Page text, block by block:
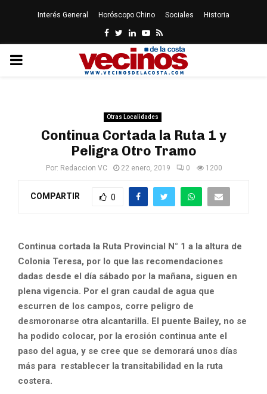
Interés General Horóscopo Chino Sociales Historia
Facebook
Twitter
LinkedinYoutube
Rss
PRIMARY
Otras Localidades
Continua Cortada la Ruta 1 y
Peligra Otro Tramo
Por: Redaccion VC 22 enero, 2019 0 1200
COMPARTIR 0
Continua cortada la Ruta Provincial N° 1 a la altura de
Colonia Teresa, por lo que las recomendaciones
dadas desde el día sábado por la mañana, siguen en
plena vigencia. Por el gran caudal de agua que
escurren de los campos, corre peligro de
desmoronarse otra alcantarilla. El puente Bailey, no se
ha podido colocar, por la erosión continua ante el
paso del agua, y se cree que se demorará unos días
más para restablecer la transitabilidad en la ruta
costera.